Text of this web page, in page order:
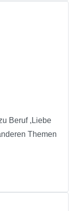
Beruf ,Liebe
Themen